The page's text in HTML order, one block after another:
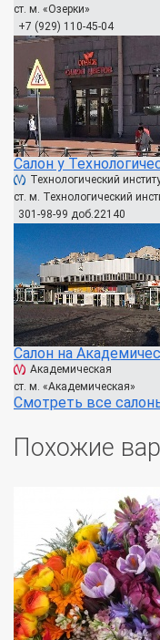
ст. м. «Озерки»
+7 (929) 110-45-04
Салон у
Технологический
ст. м. Технологический
301-98-99 доб.22140
Салон на
Академическая
ст. м. «Академическая»
Смотреть все
Похожие